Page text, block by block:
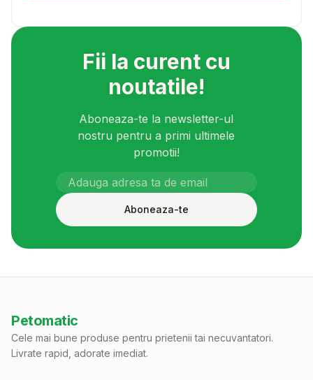
Fii la curent cu
noutatile!
Aboneaza-te la newsletter-ul
nostru pentru a primi ultimele
promotii!
Aboneaza-te
Petomatic
Cele mai bune produse pentru prietenii tai necuvantatori.
Livrate rapid, adorate imediat.